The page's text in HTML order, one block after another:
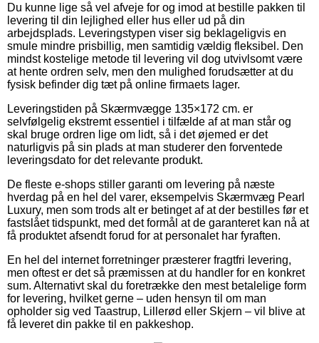
Du kunne lige så vel afveje for og imod at bestille pakken til
levering til din lejlighed eller hus eller ud på din
arbejdsplads. Leveringstypen viser sig beklageligvis en
smule mindre prisbillig, men samtidig vældig fleksibel. Den
mindst kostelige metode til levering vil dog utvivlsomt være
at hente ordren selv, men den mulighed forudsætter at du
fysisk befinder dig tæt på online firmaets lager.
Leveringstiden på Skærmvægge 135×172 cm. er
selvfølgelig ekstremt essentiel i tilfælde af at man står og
skal bruge ordren lige om lidt, så i det øjemed er det
naturligvis på sin plads at man studerer den forventede
leveringsdato for det relevante produkt.
De fleste e-shops stiller garanti om levering på næste
hverdag på en hel del varer, eksempelvis Skærmvæg Pearl
Luxury, men som trods alt er betinget af at der bestilles før et
fastslået tidspunkt, med det formål at de garanteret kan nå at
få produktet afsendt forud for at personalet har fyraften.
En hel del internet forretninger præsterer fragtfri levering,
men oftest er det så præmissen at du handler for en konkret
sum. Alternativt skal du foretrække den mest betalelige form
for levering, hvilket gerne – uden hensyn til om man
opholder sig ved Taastrup, Lillerød eller Skjern – vil blive at
få leveret din pakke til en pakkeshop.